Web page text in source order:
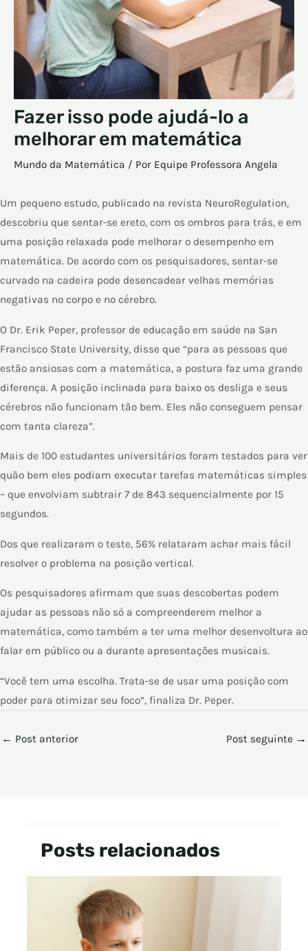
Fazer isso pode ajudá-lo a
melhorar em matemática
Mundo da Matemática / Por Equipe Professora Angela
Um pequeno estudo, publicado na revista NeuroRegulation,
descobriu que sentar-se ereto, com os ombros para trás, e em
uma posição relaxada pode melhorar o desempenho em
matemática. De acordo com os pesquisadores, sentar-se
curvado na cadeira pode desencadear velhas memórias
negativas no corpo e no cérebro.
O Dr. Erik Peper, professor de educação em saúde na San
Francisco State University, disse que “para as pessoas que
estão ansiosas com a matemática, a postura faz uma grande
diferença. A posição inclinada para baixo os desliga e seus
cérebros não funcionam tão bem. Eles não conseguem pensar
com tanta clareza”.
Mais de 100 estudantes universitários foram testados para ver
quão bem eles podiam executar tarefas matemáticas simples
– que envolviam subtrair 7 de 843 sequencialmente por 15
segundos.
Dos que realizaram o teste, 56% relataram achar mais fácil
resolver o problema na posição vertical.
Os pesquisadores afirmam que suas descobertas podem
ajudar as pessoas não só a compreenderem melhor a
matemática, como também a ter uma melhor desenvoltura ao
falar em público ou a durante apresentações musicais.
“Você tem uma escolha. Trata-se de usar uma posição com
poder para otimizar seu foco”, finaliza Dr. Peper.
← Post anterior Post seguinte →
Posts relacionados